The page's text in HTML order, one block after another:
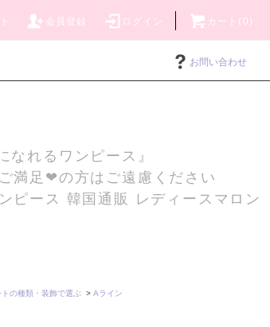
会員登録 ログイン カート(0)
お問い合わせ
なれるワンピース』
満足❤の方はご遠慮ください
ピース 韓国通販 レディースマロン
の種類・装飾で選ぶ > Aライン